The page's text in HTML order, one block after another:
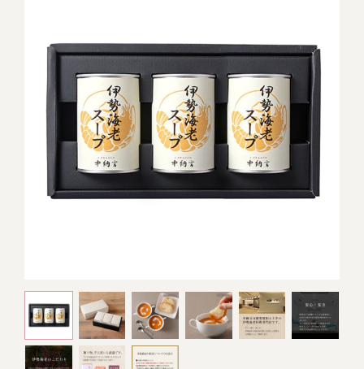
用途・シーン
レストラン
オンライン通販
(生おせち/おせち冷凍)
鉄板焼 ひかり
製薬会社・MR
サイトマップ
伊勢海老
全ての商品を見る
お造り（お刺身）
焼物
ごちそう重
全ての商品を見る
ごちそう重
誕生日重
お食い初め重
おせち
全ての商品を見る
おせち冷凍
海鮮鍋
調味料
スープ・スープカレー